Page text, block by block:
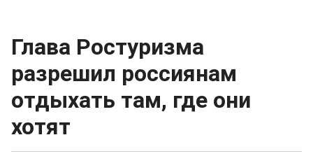
Глава Ростуризма
разрешил россиянам
отдыхать там, где они
хотят